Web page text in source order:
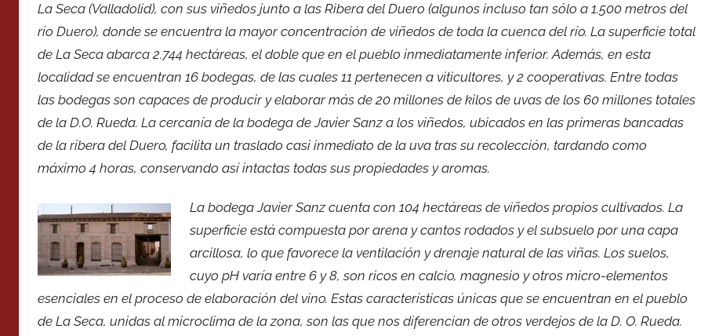
La Seca (Valladolid), con sus viñedos junto a las Ribera del Duero (algunos incluso tan sólo a 1.500 metros del
río Duero), donde se encuentra la mayor concentración de viñedos de toda la cuenca del río. La superficie total
de La Seca abarca 2.744 hectáreas, el doble que en el pueblo inmediatamente inferior. Además, en esta
localidad se encuentran 16 bodegas, de las cuales 11 pertenecen a viticultores, y 2 cooperativas. Entre todas
las bodegas son capaces de producir y elaborar más de 20 millones de kilos de uvas de los 60 millones totales
de la D.O. Rueda. La cercanía de la bodega de Javier Sanz a los viñedos, ubicados en las primeras bancadas
de la ribera del Duero, facilita un traslado casi inmediato de la uva tras su recolección, tardando como
máximo 4 horas, conservando así intactas todas sus propiedades y aromas.
La bodega Javier Sanz cuenta con 104 hectáreas de viñedos propios cultivados. La
superficie está compuesta por arena y cantos rodados y el subsuelo por una capa
arcillosa, lo que favorece la ventilación y drenaje natural de las viñas. Los suelos,
cuyo pH varía entre 6 y 8, son ricos en calcio, magnesio y otros micro-elementos
esenciales en el proceso de elaboración del vino. Estas características únicas que se encuentran en el pueblo
de La Seca, unidas al microclima de la zona, son las que nos diferencian de otros verdejos de la D. O. Rueda.